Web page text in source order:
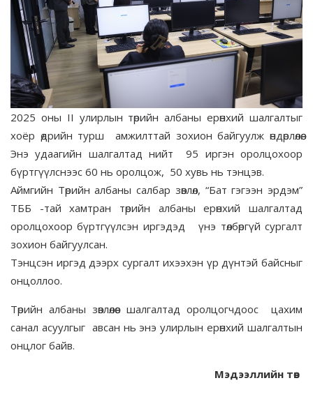
2025 оны II улирлын төрийн албаны ерөнхий шалгалтыг
хоёр өдрийн турш амжилттай зохион байгуулж өндөрлөлөө.
Энэ удаагийн шалгалтад нийт 95 иргэн оролцохоор
бүртгүүлснээс 60 нь оролцож, 50 хувь нь тэнцэв.
Аймгийн Төрийн албаны салбар зөвлөл, “Бат гэгээн эрдэм”
ТББ -тай хамтран төрийн албаны ерөнхий шалгалтад
оролцохоор бүртгүүлсэн иргэдэд үнэ төлбөргүй сургалт
зохион байгуулсан.
Тэнцсэн иргэд дээрх сургалт ихээхэн үр дүнтэй байсныг
онцоллоо.
Төрийн албаны зөвлөлөөс шалгалтад оролцогчдоос цахим
санал асуулгыг авсан нь энэ улирлын ерөнхий шалгалтын
онцлог байв.
Мэдээллийн төв